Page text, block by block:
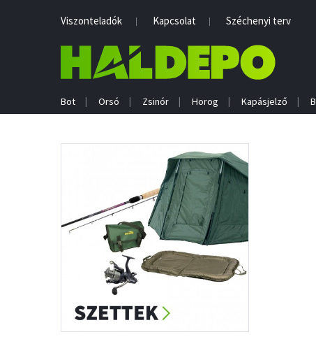
Viszonteladók Kapcsolat Széchenyi terv
Bot Orsó Zsinór Horog Kapásjelző